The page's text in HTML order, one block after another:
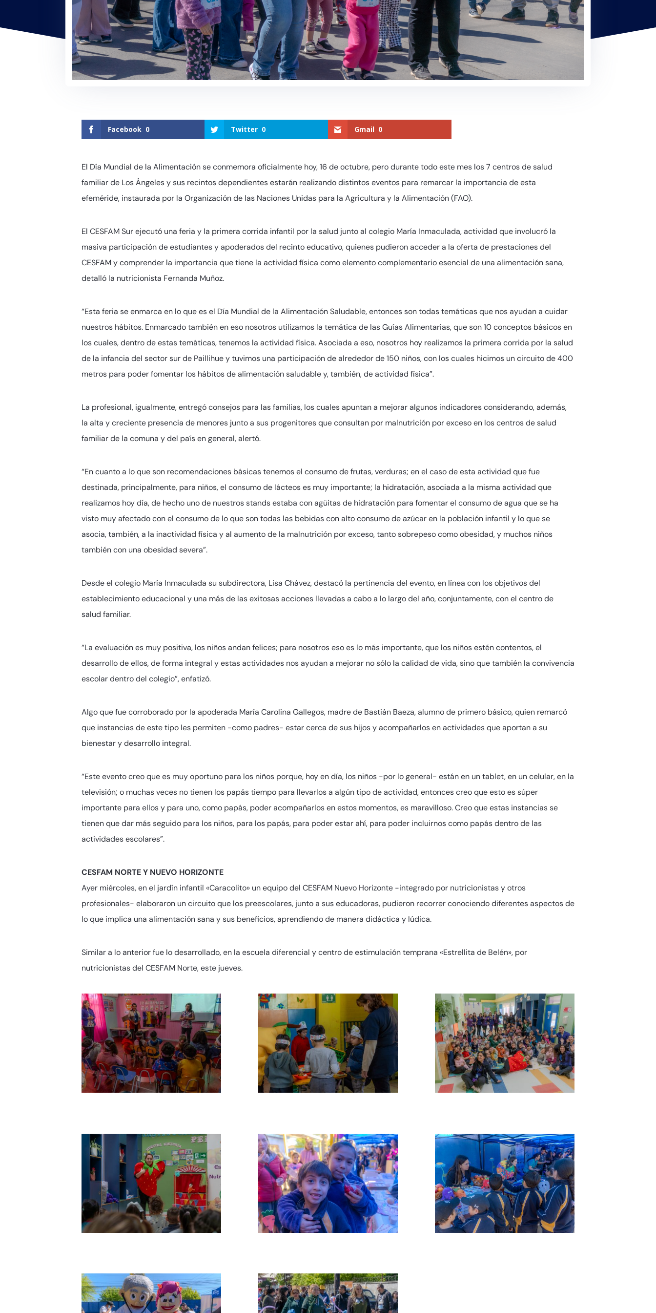
Facebook 0 Twitter 0 Gmail 0
El Día Mundial de la Alimentación se conmemora oficialmente hoy, 16 de octubre, pero durante todo este mes los 7 centros de salud
familiar de Los Ángeles y sus recintos dependientes estarán realizando distintos eventos para remarcar la importancia de esta
efeméride, instaurada por la Organización de las Naciones Unidas para la Agricultura y la Alimentación (FAO).
El CESFAM Sur ejecutó una feria y la primera corrida infantil por la salud junto al colegio María Inmaculada, actividad que involucró la
masiva participación de estudiantes y apoderados del recinto educativo, quienes pudieron acceder a la oferta de prestaciones del
CESFAM y comprender la importancia que tiene la actividad física como elemento complementario esencial de una alimentación sana,
detalló la nutricionista Fernanda Muñoz.
“Esta feria se enmarca en lo que es el Día Mundial de la Alimentación Saludable, entonces son todas temáticas que nos ayudan a cuidar
nuestros hábitos. Enmarcado también en eso nosotros utilizamos la temática de las Guías Alimentarias, que son 10 conceptos básicos en
los cuales, dentro de estas temáticas, tenemos la actividad física. Asociada a eso, nosotros hoy realizamos la primera corrida por la salud
de la infancia del sector sur de Paillihue y tuvimos una participación de alrededor de 150 niños, con los cuales hicimos un circuito de 400
metros para poder fomentar los hábitos de alimentación saludable y, también, de actividad física”.
La profesional, igualmente, entregó consejos para las familias, los cuales apuntan a mejorar algunos indicadores considerando, además,
la alta y creciente presencia de menores junto a sus progenitores que consultan por malnutrición por exceso en los centros de salud
familiar de la comuna y del país en general, alertó.
“En cuanto a lo que son recomendaciones básicas tenemos el consumo de frutas, verduras; en el caso de esta actividad que fue
destinada, principalmente, para niños, el consumo de lácteos es muy importante; la hidratación, asociada a la misma actividad que
realizamos hoy día, de hecho uno de nuestros stands estaba con agüitas de hidratación para fomentar el consumo de agua que se ha
visto muy afectado con el consumo de lo que son todas las bebidas con alto consumo de azúcar en la población infantil y lo que se
asocia, también, a la inactividad física y al aumento de la malnutrición por exceso, tanto sobrepeso como obesidad, y muchos niños
también con una obesidad severa”.
Desde el colegio María Inmaculada su subdirectora, Lisa Chávez, destacó la pertinencia del evento, en línea con los objetivos del
establecimiento educacional y una más de las exitosas acciones llevadas a cabo a lo largo del año, conjuntamente, con el centro de
salud familiar.
“La evaluación es muy positiva, los niños andan felices; para nosotros eso es lo más importante, que los niños estén contentos, el
desarrollo de ellos, de forma integral y estas actividades nos ayudan a mejorar no sólo la calidad de vida, sino que también la convivencia
escolar dentro del colegio”, enfatizó.
Algo que fue corroborado por la apoderada María Carolina Gallegos, madre de Bastián Baeza, alumno de primero básico, quien remarcó
que instancias de este tipo les permiten -como padres- estar cerca de sus hijos y acompañarlos en actividades que aportan a su
bienestar y desarrollo integral.
“Este evento creo que es muy oportuno para los niños porque, hoy en día, los niños -por lo general- están en un tablet, en un celular, en la
televisión; o muchas veces no tienen los papás tiempo para llevarlos a algún tipo de actividad, entonces creo que esto es súper
importante para ellos y para uno, como papás, poder acompañarlos en estos momentos, es maravilloso. Creo que estas instancias se
tienen que dar más seguido para los niños, para los papás, para poder estar ahí, para poder incluirnos como papás dentro de las
actividades escolares”.
CESFAM NORTE Y NUEVO HORIZONTE
Ayer miércoles, en el jardín infantil «Caracolito» un equipo del CESFAM Nuevo Horizonte -integrado por nutricionistas y otros
profesionales- elaboraron un circuito que los preescolares, junto a sus educadoras, pudieron recorrer conociendo diferentes aspectos de
lo que implica una alimentación sana y sus beneficios, aprendiendo de manera didáctica y lúdica.
Similar a lo anterior fue lo desarrollado, en la escuela diferencial y centro de estimulación temprana «Estrellita de Belén», por
nutricionistas del CESFAM Norte, este jueves.